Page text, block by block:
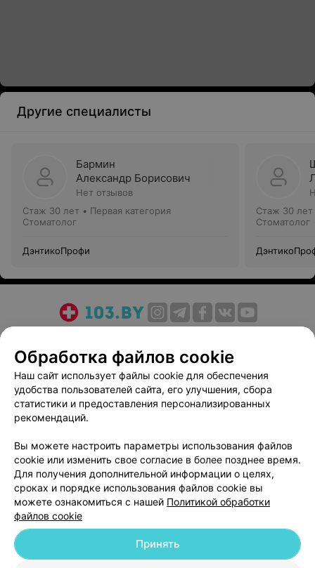
Другие специалисты
Бармин
Александр Борисович
Нет отзывов
Стаж 30 лет • Первая категория
Стоматолог
ДэнтикоПрофи
Стаж 30 лет
Стоматолог
Медицинский маркетинг
Публичный договор
Пользовательское соглашение
Способы оплаты
Вакансии
Партнеры
Написать руководителю 103.by
Персональные настройки cookie
Обработка персональных данных
Обработка файлов cookie
Наш сайт использует файлы cookie для обеспечения
удобства пользователей сайта, его улучшения, сбора
статистики и предоставления персонализированных
рекомендаций.
Вы можете настроить параметры использования файлов
cookie или изменить свое согласие в более позднее время.
Для получения дополнительной информации о целях,
сроках и порядке использования файлов cookie вы
можете ознакомиться с нашей Политикой обработки
файлов cookie
Принять